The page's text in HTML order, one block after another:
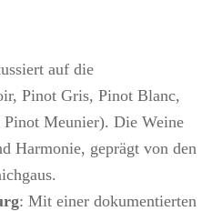
auf die
Pinot Gris, Pinot Blanc,
Meunier). Die Weine
Harmonie, geprägt von den
: Mit einer dokumentierten